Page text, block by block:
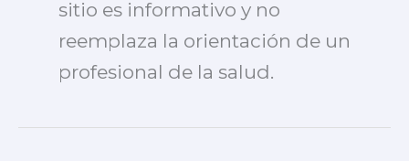
sitio es informativo y no
reemplaza la orientación de un
profesional de la salud.